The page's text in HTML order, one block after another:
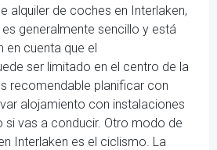
alquiler de coches en Interlaken,
generalmente sencillo y está
en cuenta que el
ser limitado en el centro de la
recomendable planificar con
alojamiento con instalaciones
si vas a conducir. Otro modo de
Interlaken es el ciclismo. La